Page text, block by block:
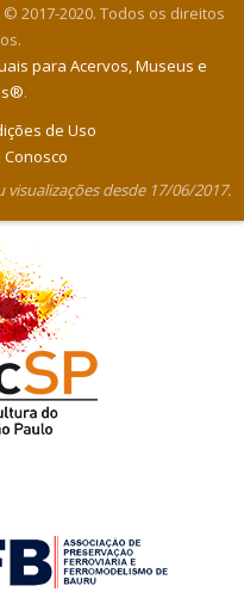
© 2017-2020. Todos os direitos
para Acervos, Museus e
.
de Uso
Conosco
desde 17/06/2017.